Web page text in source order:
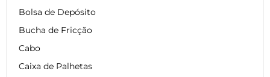
Bolsa de Depósito
Bucha de Fricção
Cabo
Caixa de Palhetas